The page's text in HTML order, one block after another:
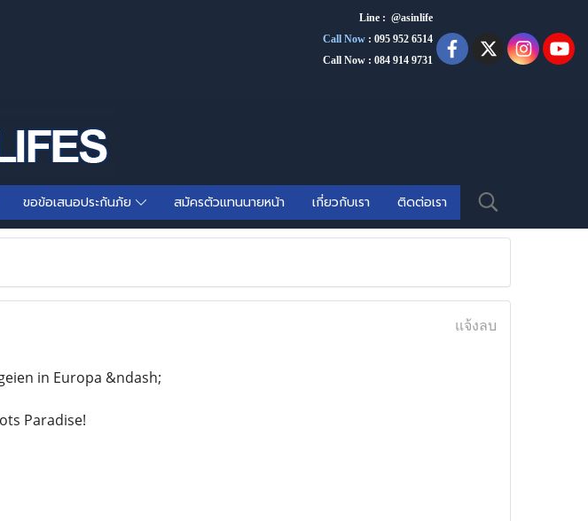
Line : @asinlife
Call Now : 095 952 6514
Call Now : 084 914 9731
ขอข้อเสนอประกันภัย สมัครตัวแทนนายหน้า เกี่ยวกับเรา ติดต่อเรา
แจ้งลบ
in Europa &ndash;
Paradise!